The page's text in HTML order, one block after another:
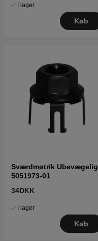
I lager
Køb
Sværdmøtrik Ubevægelig
5051973-01
34DKK
I lager
Køb